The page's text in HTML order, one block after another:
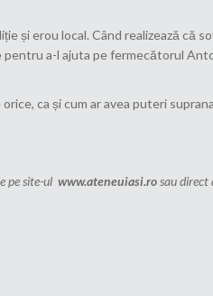
și erou local. Când realizează că
a-l ajuta pe fermecătorul
ca și cum ar avea puteri
pe site-ul www.ateneuiasi.rosau direct